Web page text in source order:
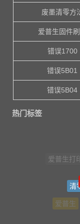
废墨清零方
爱普生固件
错误1700
错误5B01
错误5B04
热门标签
爱普生
清